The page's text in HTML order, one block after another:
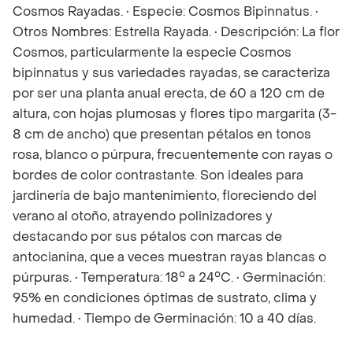
Cosmos Rayadas. • Especie: Cosmos Bipinnatus. •
Otros Nombres: Estrella Rayada. • Descripción: La flor
Cosmos, particularmente la especie Cosmos
bipinnatus y sus variedades rayadas, se caracteriza
por ser una planta anual erecta, de 60 a 120 cm de
altura, con hojas plumosas y flores tipo margarita (3-
8 cm de ancho) que presentan pétalos en tonos
rosa, blanco o púrpura, frecuentemente con rayas o
bordes de color contrastante. Son ideales para
jardinería de bajo mantenimiento, floreciendo del
verano al otoño, atrayendo polinizadores y
destacando por sus pétalos con marcas de
antocianina, que a veces muestran rayas blancas o
púrpuras. • Temperatura: 18° a 24°C. • Germinación:
95% en condiciones óptimas de sustrato, clima y
humedad. • Tiempo de Germinación: 10 a 40 días.